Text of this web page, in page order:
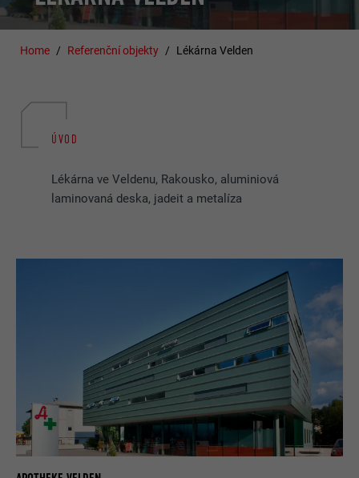
Home Referenční objekty Lékárna Velden
ÚVOD
Lékárna ve Veldenu, Rakousko, aluminiová
laminovaná deska, jadeit a metalíza